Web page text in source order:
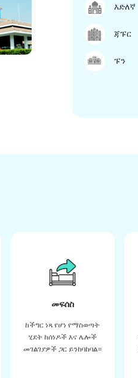
እድለኛ
ጃፑር
ፑን
መፍሰስ
ከችግር ነጻ የሆነ የማስወጣት
ሂደት ከሰነዶች እና ሌሎች
መገልገያዎች ጋር ይንከባከባል።